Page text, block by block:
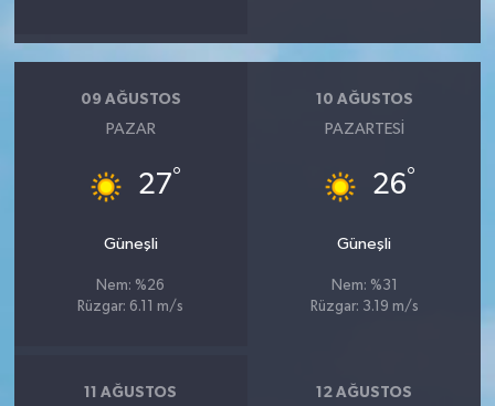
09 AĞUSTOS
PAZAR
27°
Güneşli
Nem: %26
Rüzgar: 6.11 m/s
10 AĞUSTOS
PAZARTESI
26°
Güneşli
Nem: %31
Rüzgar: 3.19 m/s
11 AĞUSTOS 12 AĞUSTOS